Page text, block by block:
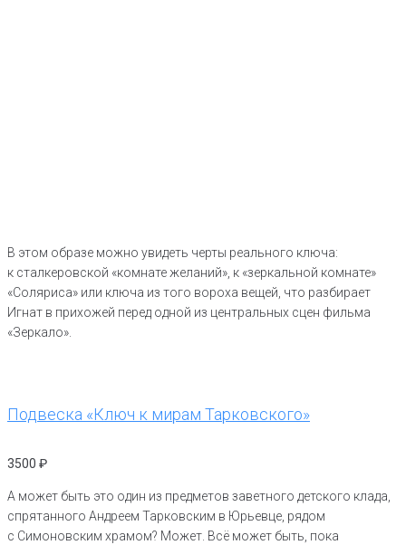
В этом образе можно увидеть черты реального ключа:
к сталкеровской «комнате желаний», к «зеркальной комнате»
«Соляриса» или ключа из того вороха вещей, что разбирает
Игнат в прихожей перед одной из центральных сцен фильма
«Зеркало».
Подвеска «Ключ к мирам Тарковского»
3500 ₽
А может быть это один из предметов заветного детского клада,
спрятанного Андреем Тарковским в Юрьевце, рядом
с Симоновским храмом? Может. Всё может быть, пока